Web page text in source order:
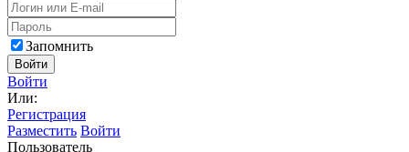
Запомнить
Войти
Войти
Или:
Регистрация
Разместить Войти
Пользователь